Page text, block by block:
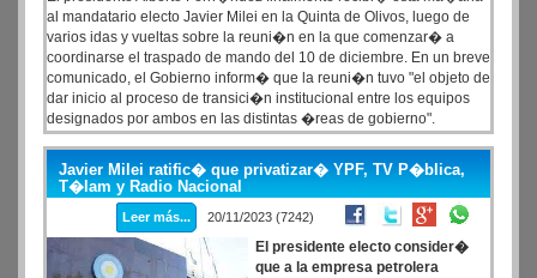
al mandatario electo Javier Milei en la Quinta de Olivos, luego de
varios idas y vueltas sobre la reuni�n en la que comenzar� a
coordinarse el traspado de mando del 10 de diciembre. En un breve
comunicado, el Gobierno inform� que la reuni�n tuvo "el objeto de
dar inicio al proceso de transici�n institucional entre los equipos
designados por ambos en las distintas �reas de gobierno".
Javier Milei ratific� que privatizar� YPF, TV P�blica,
T�lam y Radio Nacional
Leer más... 20/11/2023 (7242)
El presidente electo consider�
que a la empresa petrolera